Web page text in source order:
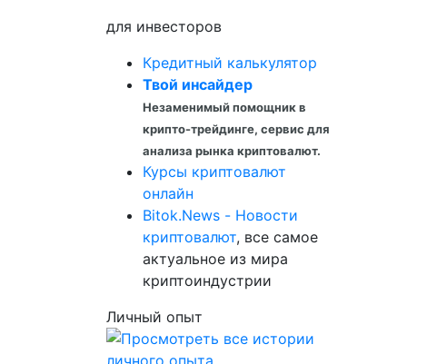
для инвесторов
Кредитный калькулятор
Твой инсайдер
Незаменимый помощник в
крипто-трейдинге, сервис для
анализа рынка криптовалют.
Курсы криптовалют
онлайн
Bitok.News - Новости
криптовалют, все самое
актуальное из мира
криптоиндустрии
Личный опыт